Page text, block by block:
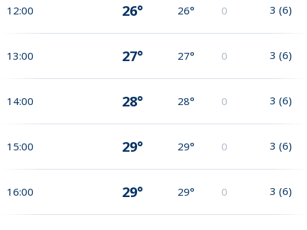
12:00 26° 26° 0 3 (6)
13:00 27° 27° 0 3 (6)
14:00 28° 28° 0 3 (6)
15:00 29° 29° 0 3 (6)
16:00 29° 29° 0 3 (6)